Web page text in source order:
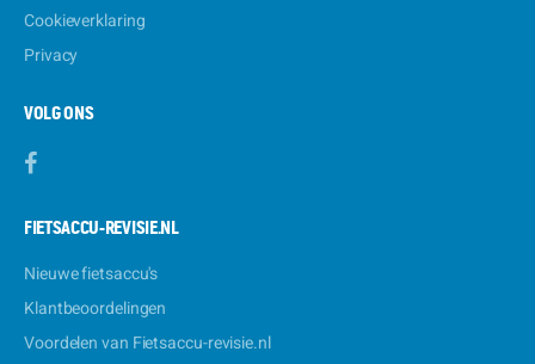
Cookieverklaring
Privacy
VOLG ONS
FIETSACCU-REVISIE.NL
Nieuwe fietsaccu's
Klantbeoordelingen
Voordelen van Fietsaccu-revisie.nl